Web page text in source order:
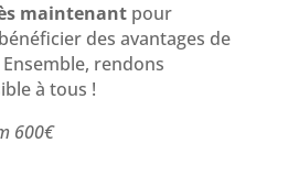
maintenant pour
des avantages de
rendons
à tous !
600€